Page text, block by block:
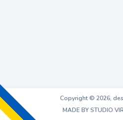
Copyright © 2026,
MADE BY STUDIO